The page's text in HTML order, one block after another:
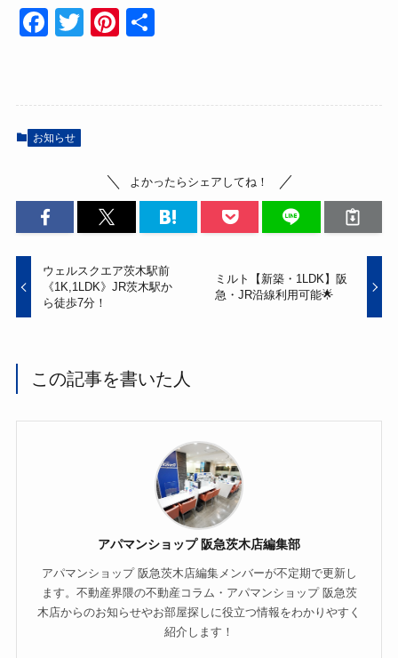
F
e
b
o
k
T
er
Pi
e
お知らせ
よかったらシェアしてね！
ウェルスクエア茨木駅前
《1K,1LDK》JR茨木駅か
ら徒歩7分！
ミルト【新築・1LDK】阪
急・JR沿線利用可能🌟
この記事を書いた人
アパマンショップ 阪急茨木店編集部
アパマンショップ 阪急茨木店編集メンバーが不定期で更新し
ます。不動産界隈の不動産コラム・アパマンショップ 阪急茨
木店からのお知らせやお部屋探しに役立つ情報をわかりやすく
紹介します！